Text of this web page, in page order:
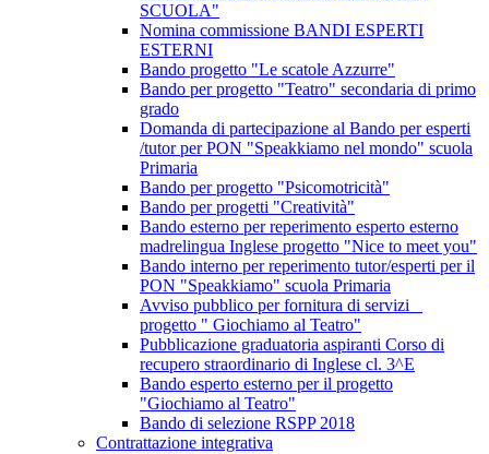
SCUOLA"
Nomina commissione BANDI ESPERTI
ESTERNI
Bando progetto "Le scatole Azzurre"
Bando per progetto "Teatro" secondaria di primo
grado
Domanda di partecipazione al Bando per esperti
/tutor per PON "Speakkiamo nel mondo" scuola
Primaria
Bando per progetto "Psicomotricità"
Bando per progetti "Creatività"
Bando esterno per reperimento esperto esterno
madrelingua Inglese progetto "Nice to meet you"
Bando interno per reperimento tutor/esperti per il
PON "Speakkiamo" scuola Primaria
Avviso pubblico per fornitura di servizi _
progetto " Giochiamo al Teatro"
Pubblicazione graduatoria aspiranti Corso di
recupero straordinario di Inglese cl. 3^E
Bando esperto esterno per il progetto
"Giochiamo al Teatro"
Bando di selezione RSPP 2018
Contrattazione integrativa